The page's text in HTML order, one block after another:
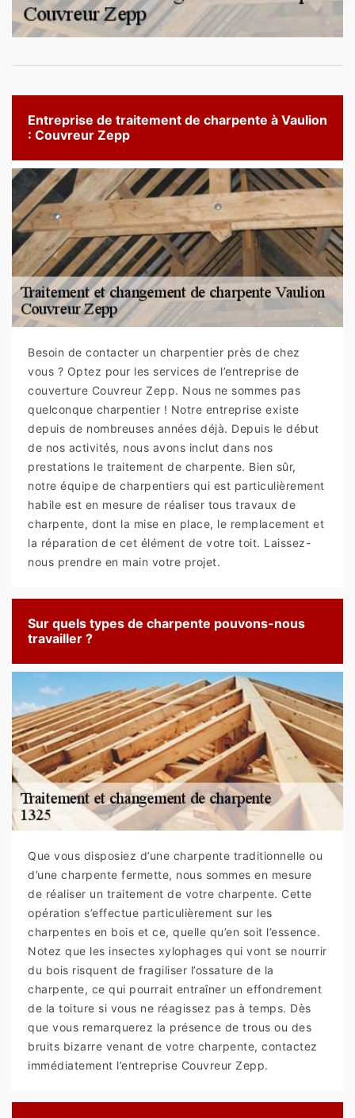
Entreprise de traitement de charpente à Vaulion
: Couvreur Zepp
Besoin de contacter un charpentier près de chez
vous ? Optez pour les services de l’entreprise de
couverture Couvreur Zepp. Nous ne sommes pas
quelconque charpentier ! Notre entreprise existe
depuis de nombreuses années déjà. Depuis le début
de nos activités, nous avons inclut dans nos
prestations le traitement de charpente. Bien sûr,
notre équipe de charpentiers qui est particulièrement
habile est en mesure de réaliser tous travaux de
charpente, dont la mise en place, le remplacement et
la réparation de cet élément de votre toit. Laissez-
nous prendre en main votre projet.
Sur quels types de charpente pouvons-nous
travailler ?
Que vous disposiez d’une charpente traditionnelle ou
d’une charpente fermette, nous sommes en mesure
de réaliser un traitement de votre charpente. Cette
opération s’effectue particulièrement sur les
charpentes en bois et ce, quelle qu’en soit l’essence.
Notez que les insectes xylophages qui vont se nourrir
du bois risquent de fragiliser l’ossature de la
charpente, ce qui pourrait entraîner un effondrement
de la toiture si vous ne réagissez pas à temps. Dès
que vous remarquerez la présence de trous ou des
bruits bizarre venant de votre charpente, contactez
immédiatement l’entreprise Couvreur Zepp.